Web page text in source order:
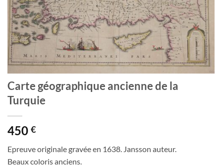
Carte géographique ancienne de la
Turquie
450 €
Epreuve originale gravée en 1638. Jansson auteur.
Beaux coloris anciens.